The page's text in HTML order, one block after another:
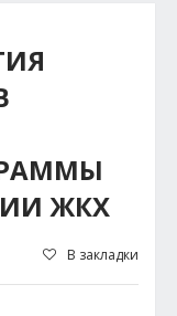
ЖКХ
В закладки